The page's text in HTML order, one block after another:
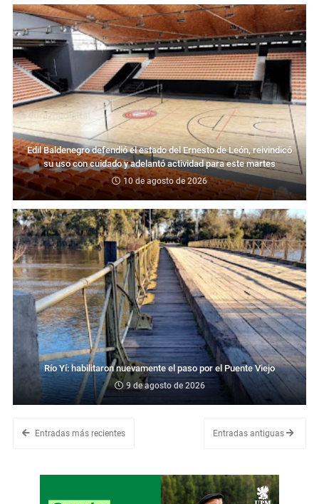
Edil Baldenegro defendió el estado del Ernesto de León, reivindicó
su uso con cuidado y adelantó actividad para este martes
10 de agosto de 2026
Río Yí: habilitaron nuevamente el paso por el Puente Viejo
9 de agosto de 2026
Entradas más recientes Entradas antiguas